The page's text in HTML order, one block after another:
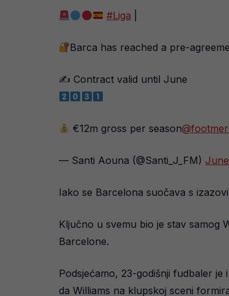
#Liga
Barca has reached a pre-
✍️ Contract valid until June
€12m gross per season
— Santi Aouna (@Santi_J_FM)
Iako se Barcelona suočava s
Ključno u svemu bio je stav samog
Barcelone.
Podsjećamo, 23-godišnji fudbaler
da Williams na klupskoj sceni